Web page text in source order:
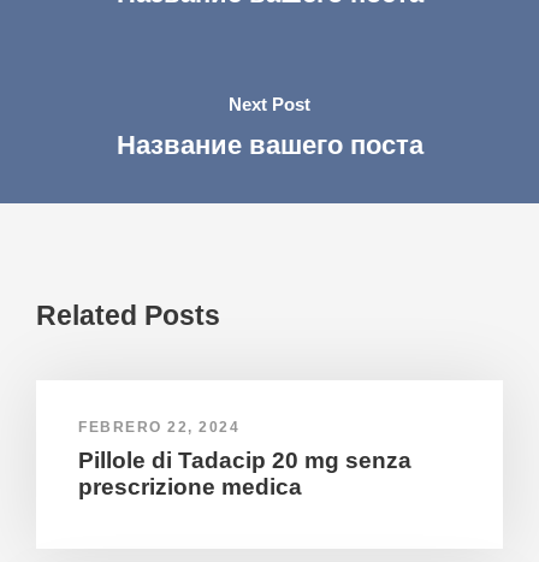
Next Post
Название вашего поста
Related Posts
FEBRERO 22, 2024
Pillole di Tadacip 20 mg senza
prescrizione medica